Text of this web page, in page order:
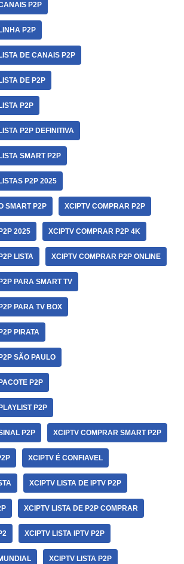
P2P
P2P
DE CANAIS P2P
DE P2P
P2P
P2P DEFINITIVA
SMART P2P
P2P 2025
SMART P2P XCIPTV COMPRAR P2P
2025 XCIPTV COMPRAR P2P 4K
LISTA XCIPTV COMPRAR P2P ONLINE
PARA SMART TV
PARA TV BOX
PIRATA
SÃO PAULO
P2P
P2P
P2P XCIPTV COMPRAR SMART P2P
XCIPTV É CONFIAVEL
XCIPTV LISTA DE IPTV P2P
XCIPTV LISTA DE P2P COMPRAR
XCIPTV LISTA IPTV P2P
XCIPTV LISTA P2P